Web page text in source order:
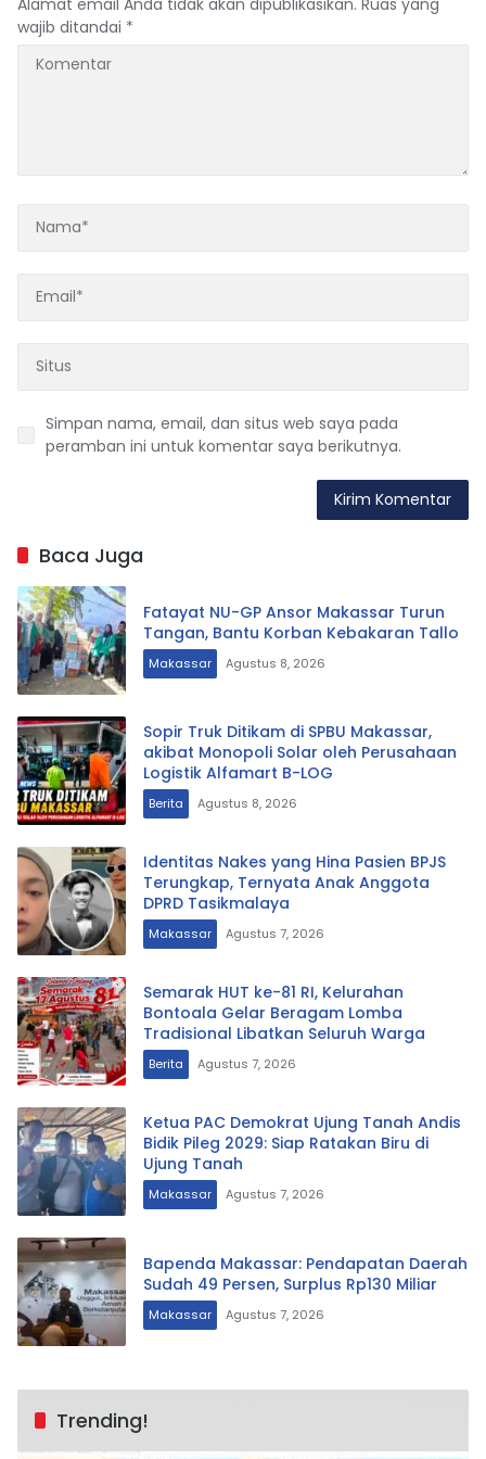
wajib ditandai *
Simpan nama, email, dan situs web saya pada
peramban ini untuk komentar saya berikutnya.
Baca Juga
Fatayat NU-GP Ansor Makassar Turun
Tangan, Bantu Korban Kebakaran Tallo
Makassar Agustus 8, 2026
Sopir Truk Ditikam di SPBU Makassar,
akibat Monopoli Solar oleh Perusahaan
Logistik Alfamart B-LOG
Berita Agustus 8, 2026
Identitas Nakes yang Hina Pasien BPJS
Terungkap, Ternyata Anak Anggota
DPRD Tasikmalaya
Makassar Agustus 7, 2026
Semarak HUT ke-81 RI, Kelurahan
Bontoala Gelar Beragam Lomba
Tradisional Libatkan Seluruh Warga
Berita Agustus 7, 2026
Ketua PAC Demokrat Ujung Tanah Andis
Bidik Pileg 2029: Siap Ratakan Biru di
Ujung Tanah
Makassar Agustus 7, 2026
Bapenda Makassar: Pendapatan Daerah
Sudah 49 Persen, Surplus Rp130 Miliar
Makassar Agustus 7, 2026
Trending!